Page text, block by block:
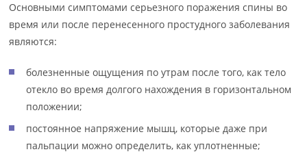
Основными симптомами серьезного поражения спины во
время или после перенесенного простудного заболевания
являются:
болезненные ощущения по утрам после того, как тело
отекло во время долгого нахождения в горизонтальном
положении;
постоянное напряжение мышц, которые даже при
пальпации можно определить, как уплотненные;